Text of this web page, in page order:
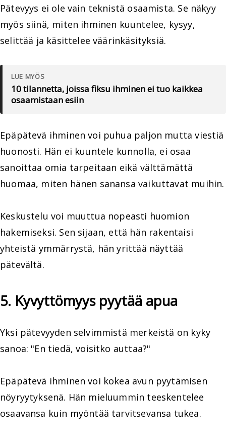
Pätevyys ei ole vain teknistä osaamista. Se näkyy
myös siinä, miten ihminen kuuntelee, kysyy,
selittää ja käsittelee väärinkäsityksiä.
LUE MYÖS
10 tilannetta, joissa fiksu ihminen ei tuo kaikkea
osaamistaan esiin
Epäpätevä ihminen voi puhua paljon mutta viestiä
huonosti. Hän ei kuuntele kunnolla, ei osaa
sanoittaa omia tarpeitaan eikä välttämättä
huomaa, miten hänen sanansa vaikuttavat muihin.
Keskustelu voi muuttua nopeasti huomion
hakemiseksi. Sen sijaan, että hän rakentaisi
yhteistä ymmärrystä, hän yrittää näyttää
pätevältä.
5. Kyvyttömyys pyytää apua
Yksi pätevyyden selvimmistä merkeistä on kyky
sanoa: "En tiedä, voisitko auttaa?"
Epäpätevä ihminen voi kokea avun pyytämisen
nöyryytyksenä. Hän mieluummin teeskentelee
osaavansa kuin myöntää tarvitsevansa tukea.